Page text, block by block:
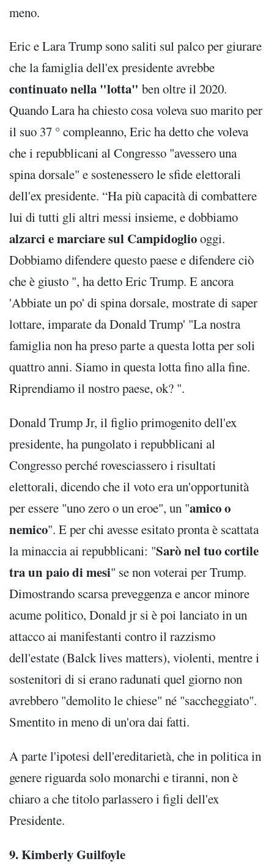
meno.
Eric e Lara Trump sono saliti sul palco per giurare
che la famiglia dell'ex presidente avrebbe
continuato nella "lotta" ben oltre il 2020.
Quando Lara ha chiesto cosa voleva suo marito per
il suo 37 ° compleanno, Eric ha detto che voleva
che i repubblicani al Congresso "avessero una
spina dorsale" e sostenessero le sfide elettorali
dell'ex presidente. “Ha più capacità di combattere
lui di tutti gli altri messi insieme, e dobbiamo
alzarci e marciare sul Campidogliooggi.
Dobbiamo difendere questo paese e difendere ciò
che è giusto ", ha detto Eric Trump. E ancora
'Abbiate un po' di spina dorsale, mostrate di saper
lottare, imparate da Donald Trump' "La nostra
famiglia non ha preso parte a questa lotta per soli
quattro anni. Siamo in questa lotta fino alla fine.
Riprendiamo il nostro paese, ok? ".
Donald Trump Jr, il figlio primogenito dell'ex
presidente, ha pungolato i repubblicani al
Congresso perché rovesciassero i risultati
elettorali, dicendo che il voto era un'opportunità
per essere "uno zero o un eroe", un "amico o
nemico". E per chi avesse esitato pronta è scattata
la minaccia ai repubblicani: "Sarò nel tuo cortile
tra un paio di mesi" se non voterai per Trump.
Dimostrando scarsa preveggenza e ancor minore
acume politico, Donald jr si è poi lanciato in un
attacco ai manifestanti contro il razzismo
dell'estate (Balck lives matters), violenti, mentre i
sostenitori di si erano radunati quel giorno non
avrebbero "demolito le chiese" né "saccheggiato".
Smentito in meno di un'ora dai fatti.
A parte l'ipotesi dell'ereditarietà, che in politica in
genere riguarda solo monarchi e tiranni, non è
chiaro a che titolo parlassero i figli dell'ex
Presidente.
9. Kimberly Guilfoyle